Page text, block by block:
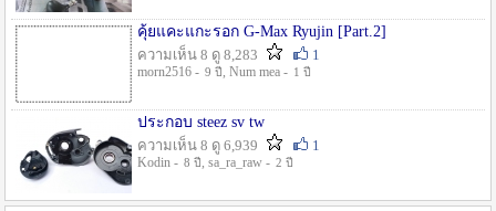
คุ้ยแคะแกะรอก G-Max Ryujin [Part.2]
ความเห็น 8 ดู 8,283
1
morn2516 - 9 ปี , Num mea - 1 ปี
ประกอบ steez sv tw
ความเห็น 8 ดู 6,939
1
Kodin - 8 ปี , sa_ra_raw - 2 ปี